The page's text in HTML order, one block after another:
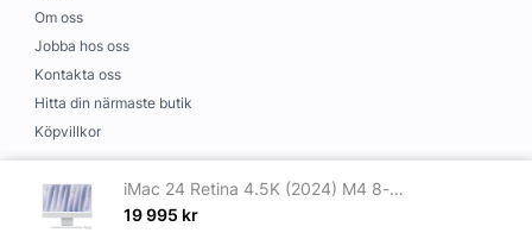
iMac 24 Retina 4.5K (2024) M4 8-core CPU, 8-core GPU/16GB/256GB SSD Silver
19 995 kr
Om oss
Jobba hos oss
Kontakta oss
Hitta din närmaste butik
Köpvillkor
Information
Leverans och betalning